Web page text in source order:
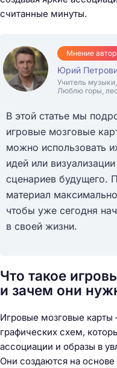
считанные минуты.
Мнение
Юрий
Учитель
Люблю горы,
В этой статье мы
игровые мозговые
можно использовать
идей или
сценариев будущего.
материал
чтобы уже сегодня
в своей жизни.
Что такое
и зачем они
Игровые мозговые
графических схем,
ассоциации и образы в
Они создаются на